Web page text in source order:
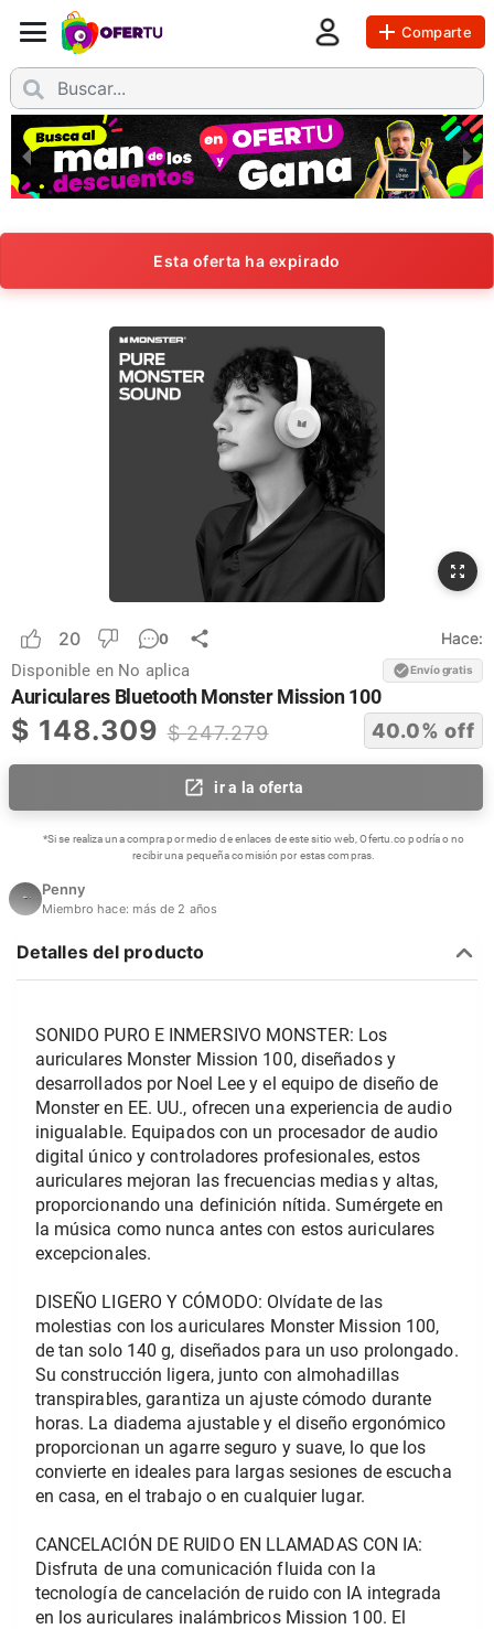
Comparte
Esta oferta ha expirado
20 0 Hace:
Disponible en No aplica Envío gratis
Auriculares Bluetooth Monster Mission 100
$ 148.309 $247.279 40.0% off
ir a la oferta
*Si se realiza una compra por medio de enlaces de este sitio web, Ofertu.co podría o no
recibir una pequeña comisión por estas compras.
Penny
Miembro hace: más de 2 años
Detalles del producto
SONIDO PURO E INMERSIVO MONSTER: Los
auriculares Monster Mission 100, diseñados y
desarrollados por Noel Lee y el equipo de diseño de
Monster en EE. UU., ofrecen una experiencia de audio
inigualable. Equipados con un procesador de audio
digital único y controladores profesionales, estos
auriculares mejoran las frecuencias medias y altas,
proporcionando una definición nítida. Sumérgete en
la música como nunca antes con estos auriculares
excepcionales.
DISEÑO LIGERO Y CÓMODO: Olvídate de las
molestias con los auriculares Monster Mission 100,
de tan solo 140 g, diseñados para un uso prolongado.
Su construcción ligera, junto con almohadillas
transpirables, garantiza un ajuste cómodo durante
horas. La diadema ajustable y el diseño ergonómico
proporcionan un agarre seguro y suave, lo que los
convierte en ideales para largas sesiones de escucha
en casa, en el trabajo o en cualquier lugar.
CANCELACIÓN DE RUIDO EN LLAMADAS CON IA:
Disfruta de una comunicación fluida con la
tecnología de cancelación de ruido con IA integrada
en los auriculares inalámbricos Mission 100. El